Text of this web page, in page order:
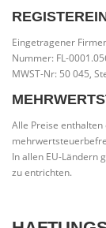
Eingetragener
Nummer: FL-
MWST-Nr: 50 045,
Alle Preise
In allen EU-Ländern
zu entrichten.